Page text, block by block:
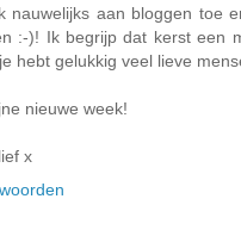
nauwelijks aan bloggen toe
:-)! Ik begrijp dat kerst een
hebt gelukkig veel lieve
nieuwe week!
x